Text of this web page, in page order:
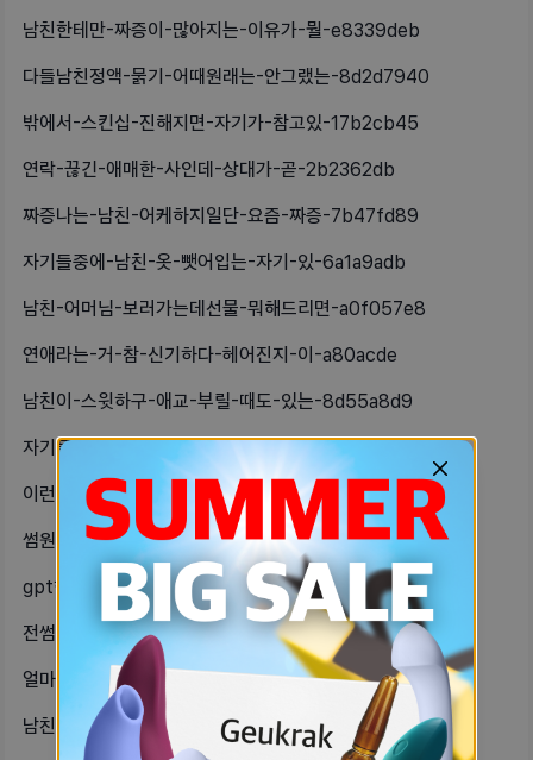
남친한테만-짜증이-많아지는-이유가-뭘-e8339deb
다들남친정액-묽기-어때원래는-안그랬는-8d2d7940
밖에서-스킨십-진해지면-자기가-참고있-17b2cb45
연락-끊긴-애매한-사인데-상대가-곧-2b2362db
짜증나는-남친-어케하지일단-요즘-짜증-7b47fd89
자기들중에-남친-옷-뺏어입는-자기-있-6a1a9adb
남친-어머님-보러가는데선물-뭐해드리면-a0f057e8
연애라는-거-참-신기하다-헤어진지-이-a80acde
남친이-스윗하구-애교-부릴-때도-있는-8d55a8d9
자기들은-남자친구한테-정-떨어질-때-e83159
이런-경우-데이트비용-어떤-비율이-좋-86b885f0
썸원-계속-안하면-어케돼난-맨날-하는-c83f6a39
gpt한테-사주-봐-달라하고-지금-썸-b8a9a4de
전썸남이랑-대화했던-카톡-내용-보는데-df7a7690
얼마전에-남자친구가-생겼는데-나는-사-eba270e6
남친2찍사건남친이-3년전에-2찍했다고-29eeb350